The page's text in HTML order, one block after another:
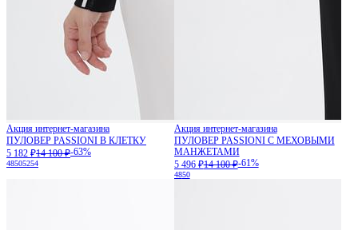
Акция интернет-магазина
ПУЛОВЕР PASSIONI В КЛЕТКУ
5 182 ₽14 100 ₽-63%
48505254
Акция интернет-магазина
ПУЛОВЕР PASSIONI С МЕХОВЫМИ
МАНЖЕТАМИ
5 496 ₽14 100 ₽-61%
4850